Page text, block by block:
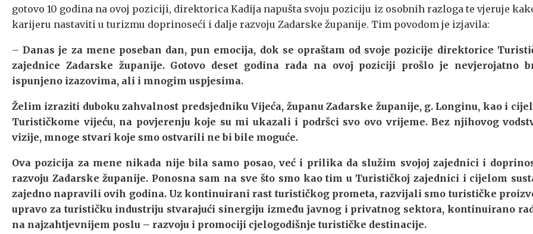
gotovo 10 godina na ovoj poziciji, direktorica Kadija napušta svoju poziciju iz osobnih razloga te vjeruje
karijeru nastaviti u turizmu doprinoseći i dalje razvoju Zadarske županije. Tim povodom je izjavila:
–Danas je za mene poseban dan, pun emocija, dok se opraštam od svoje pozicije direktorice
zajednice Zadarske županije. Gotovo deset godina rada na ovoj poziciji prošlo je nevjerojatno
ispunjeno izazovima, ali i mnogim uspjesima.
Želim izraziti duboku zahvalnost predsjedniku Vijeća, županu Zadarske županije, g. Longinu, kao i
Turističkome vijeću, na povjerenju koje su mi ukazali i podršci svo ovo vrijeme. Bez njihovog
vizije, mnoge stvari koje smo ostvarili ne bi bile moguće.
Ova pozicija za mene nikada nije bila samo posao, već i prilika da služim svojoj zajednici i
razvoju Zadarske županije. Ponosna sam na sve što smo kao tim u Turističkoj zajednici i cijelom
zajedno napravili ovih godina. Uz kontinuirani rast turističkog prometa, razvijali smo turističke
upravo za turističku industriju stvarajući sinergiju između javnog i privatnog sektora, kontinuirano
na najzahtjevnijem poslu – razvoju i promociji cjelogodišnje turističke destinacije.